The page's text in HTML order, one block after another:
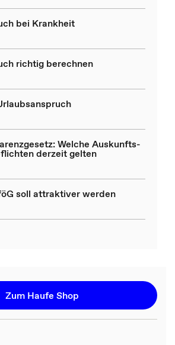
bei Krankheit
richtig berechnen
Welche Auskunfts-
derzeit gelten
soll attraktiver werden
Zum Haufe Shop